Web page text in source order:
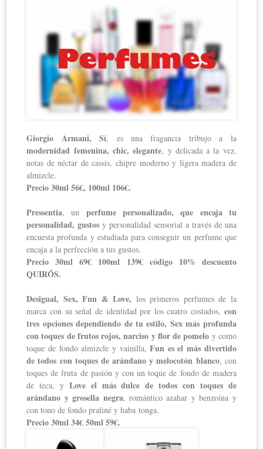
Giorgio Armani, Sí, es una fragancia tribujo a la
modernidad femenina, chic, elegante, y delicada a la vez,
notas de néctar de cassis, chipre moderno y ligera madera de
almizcle.
Precio 30ml 56€, 100ml 106€.
Pressentia, un perfume personalizado, que encaja tu
personalidad, gustos y personalidad sensorial a través de una
encuesta profunda y estudiada para conseguir un perfume que
encaja a la perfección a tus gustos.
Precio 30ml 69€ 100ml 139€ código 10% descuento
QUIRÓS.
Desigual, Sex, Fun & Love, los primeros perfumes de la
marca con su señal de identidad por los cuatro costados, con
tres opciones dependiendo de tu estilo, Sex más profunda
con toques de frutos rojos, narciso y flor de pomelo y como
toque de fondo almizcle y vainilla, Fun es el más divertido
de todos con toques de arándano y melocotón blanco, con
toques de fruta de pasión y con un toque de fondo de madera
de teca, y Love el más dulce de todos con toques de
arándano y grosella negra, romántico azahar y benzoína y
con tono de fondo praliné y habatonga.
Precio 30ml 34€ 50ml 59€.